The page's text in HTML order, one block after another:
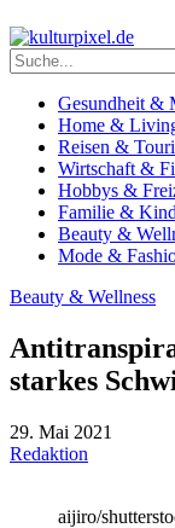
Gesundheit &
Home &
Reisen &
Wirtschaft &
Hobbys &
Familie &
Beauty &
Mode &
Beauty & Wellness
starkes
29. Mai 2021
Redaktion
aijiro/